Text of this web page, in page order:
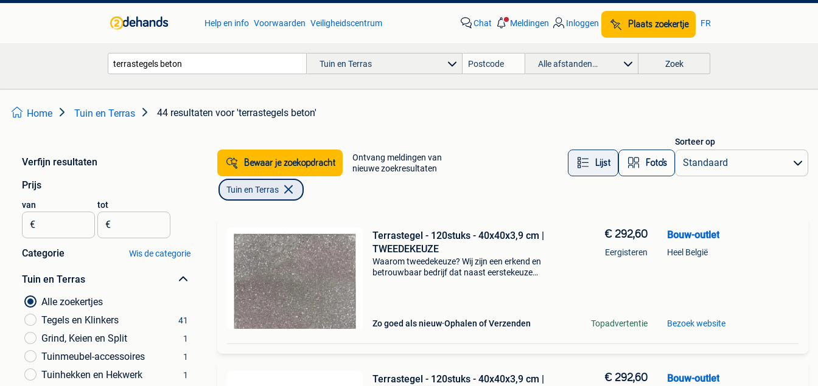
Help en info Voorwaarden Veiligheidscentrum Chat Meldingen Inloggen Plaats zoekertje FR
Tuin en Terras Alle afstanden… Zoek
Home Tuin en Terras 44 resultaten voor 'terrastegels beton'
Verfijn resultaten
Prijs
van
€
tot
€
Categorie Wis de categorie
Tuin en Terras
Alle zoekertjes
Tegels en Klinkers
41
Grind, Keien en Split 1
Tuinmeubel-accessoires 1
Tuinhekken en Hekwerk 1
Bewaar je zoekopdracht
Ontvang meldingen van
nieuwe zoekresultaten
Lijst Foto’s
Sorteer op
Tuin en Terras
Terrastegel - 120stuks - 40x40x3,9 cm |
TWEEDEKEUZE
Waarom tweedekeuze? Wij zijn een erkend en
betrouwbaar bedrijf dat naast eerstekeuze
Zo goed als nieuw Ophalen of Verzenden
€ 292,60
Eergisteren
Topadvertentie
Bouw-outlet
Heel België
Bezoek website
Terrastegel - 120stuks - 40x40x3,9 cm |
€ 292,60 Bouw-outlet